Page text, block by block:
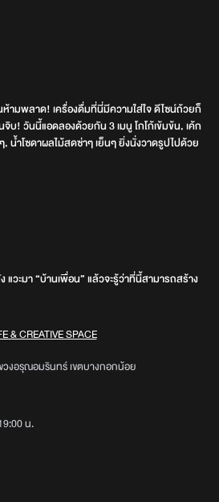
ห้ามพลาด! เครื่องดื่มที่นี่มีความใส่ใจ ดีไซน์ถ้วยก็
! วันนี้แอดลองด้วยกัน 3 เมนู โกโก้เข้มข้น, เค้ก
น้ำโซดาผลไม้สดซ่าๆ เย็นๆ ยิ่งนั่งวาดรูปไปด้วย
วะมา “บ้านเพื่อน” แล้วจะรู้ว่าที่นี้สามารถสร้าง
& CREATIVE SPACE
งอรุณอมรินทร์ เขตบางกอกน้อย
น.